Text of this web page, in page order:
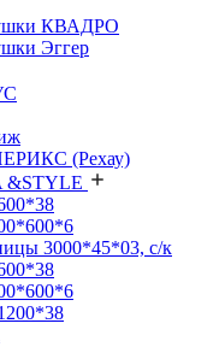
КВАДРО
Эггер
(Рехау)
3000*45*03, с/к